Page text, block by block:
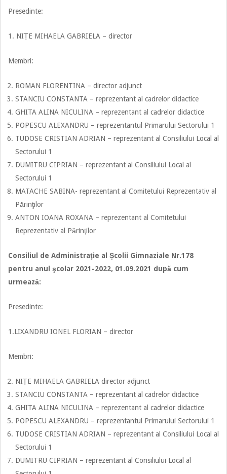
Presedinte:
1. NIȚE MIHAELA GABRIELA – director
Membri:
ROMAN FLORENTINA – director adjunct
STANCIU CONSTANTA – reprezentant al cadrelor didactice
GHITA ALINA NICULINA – reprezentant al cadrelor didactice
POPESCU ALEXANDRU – reprezentantul Primarului Sectorului 1
TUDOSE CRISTIAN ADRIAN – reprezentant al Consiliului Local al
Sectorului 1
DUMITRU CIPRIAN – reprezentant al Consiliului Local al
Sectorului 1
MATACHE SABINA- reprezentant al Comitetului Reprezentativ al
Părinţilor
ANTON IOANA ROXANA – reprezentant al Comitetului
Reprezentativ al Părinţilor
Consiliul de Administraţie al Școlii Gimnaziale Nr.178
pentru anul şcolar 2021-2022, 01.09.2021 după cum
urmează:
Presedinte:
1.LIXANDRU IONEL FLORIAN – director
Membri:
NIȚE MIHAELA GABRIELA director adjunct
STANCIU CONSTANTA – reprezentant al cadrelor didactice
GHITA ALINA NICULINA – reprezentant al cadrelor didactice
POPESCU ALEXANDRU – reprezentantul Primarului Sectorului 1
TUDOSE CRISTIAN ADRIAN – reprezentant al Consiliului Local al
Sectorului 1
DUMITRU CIPRIAN – reprezentant al Consiliului Local al